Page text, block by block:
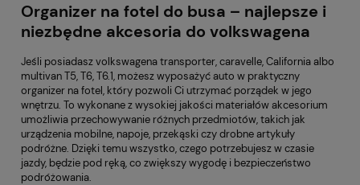
Organizer na fotel do busa – najlepsze i
niezbędne akcesoria do volkswagena
Jeśli posiadasz volkswagena transporter, caravelle, California albo
multivan T5, T6, T6.1, możesz wyposażyć auto w praktyczny
organizer na fotel, który pozwoli Ci utrzymać porządek w jego
wnętrzu. To wykonane z wysokiej jakości materiałów akcesorium
umożliwia przechowywanie różnych przedmiotów, takich jak
urządzenia mobilne, napoje, przekąski czy drobne artykuły
podróżne. Dzięki temu wszystko, czego potrzebujesz w czasie
jazdy, będzie pod ręką, co zwiększy wygodę i bezpieczeństwo
podróżowania.